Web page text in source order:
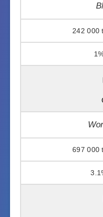
242 000
697 000